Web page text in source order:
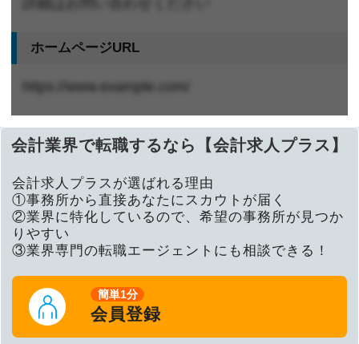
ホームページURL
https://www.example.com/
会計業界で転職するなら【会計求人プラス】
会計求人プラスが選ばれる理由
①事務所から直接あなたにスカウトが届く
②業界に特化しているので、希望の事務所が見つか
りやすい
③業界専門の転職エージェントにも相談できる！
簡単1分
会員登録